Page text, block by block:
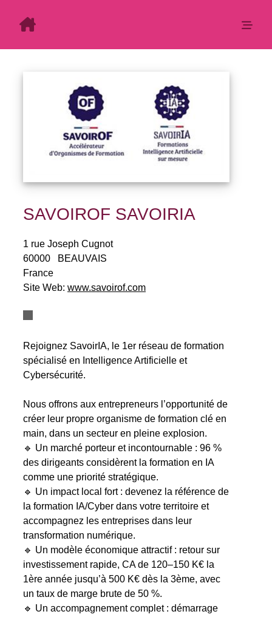
SAVOIROF SAVOIRIA
1 rue Joseph Cugnot
60000
BEAUVAIS
France
Site Web: www.savoirof.com
Rejoignez SavoirIA, le 1er réseau de formation
spécialisé en Intelligence Artificielle et
Cybersécurité.
Nous offrons aux entrepreneurs l’opportunité de
créer leur propre organisme de formation clé en
main, dans un secteur en pleine explosion.
🔹 Un marché porteur et incontournable : 96 %
des dirigeants considèrent la formation en IA
comme une priorité stratégique.
🔹 Un impact local fort : devenez la référence de
la formation IA/Cyber dans votre territoire et
accompagnez les entreprises dans leur
transformation numérique.
🔹 Un modèle économique attractif : retour sur
investissement rapide, CA de 120–150 K€ la
1ère année jusqu’à 500 K€ dès la 3ème, avec
un taux de marge brute de 50 %.
🔹 Un accompagnement complet : démarrage